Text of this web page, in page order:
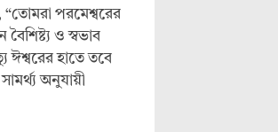
“তোমরা পরমেশ্বরের
ও স্বভাব
ঈশ্বরের হাতে তবে
অনুযায়ী